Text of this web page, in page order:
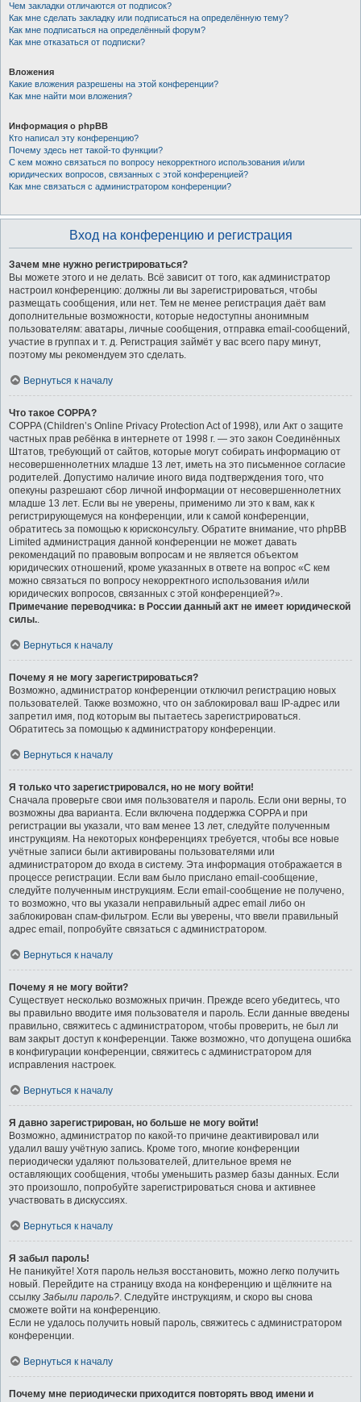
Чем закладки отличаются от подписок?
Как мне сделать закладку или подписаться на определённую тему?
Как мне подписаться на определённый форум?
Как мне отказаться от подписки?
Вложения
Какие вложения разрешены на этой конференции?
Как мне найти мои вложения?
Информация о phpBB
Кто написал эту конференцию?
Почему здесь нет такой-то функции?
С кем можно связаться по вопросу некорректного использования и/или
юридических вопросов, связанных с этой конференцией?
Как мне связаться с администратором конференции?
Вход на конференцию и регистрация
Зачем мне нужно регистрироваться?
Вы можете этого и не делать. Всё зависит от того, как администратор
настроил конференцию: должны ли вы зарегистрироваться, чтобы
размещать сообщения, или нет. Тем не менее регистрация даёт вам
дополнительные возможности, которые недоступны анонимным
пользователям: аватары, личные сообщения, отправка email-сообщений,
участие в группах и т. д. Регистрация займёт у вас всего пару минут,
поэтому мы рекомендуем это сделать.
Вернуться к началу
Что такое COPPA?
COPPA (Children’s Online Privacy Protection Act of 1998), или Акт о защите
частных прав ребёнка в интернете от 1998 г. — это закон Соединённых
Штатов, требующий от сайтов, которые могут собирать информацию от
несовершеннолетних младше 13 лет, иметь на это письменное согласие
родителей. Допустимо наличие иного вида подтверждения того, что
опекуны разрешают сбор личной информации от несовершеннолетних
младше 13 лет. Если вы не уверены, применимо ли это к вам, как к
регистрирующемуся на конференции, или к самой конференции,
обратитесь за помощью к юрисконсульту. Обратите внимание, что phpBB
Limited администрация данной конференции не может давать
рекомендаций по правовым вопросам и не является объектом
юридических отношений, кроме указанных в ответе на вопрос «С кем
можно связаться по вопросу некорректного использования и/или
юридических вопросов, связанных с этой конференцией?».
Примечание переводчика: в России данный акт не имеет юридической
силы..
Вернуться к началу
Почему я не могу зарегистрироваться?
Возможно, администратор конференции отключил регистрацию новых
пользователей. Также возможно, что он заблокировал ваш IP-адрес или
запретил имя, под которым вы пытаетесь зарегистрироваться.
Обратитесь за помощью к администратору конференции.
Вернуться к началу
Я только что зарегистрировался, но не могу войти!
Сначала проверьте свои имя пользователя и пароль. Если они верны, то
возможны два варианта. Если включена поддержка COPPA и при
регистрации вы указали, что вам менее 13 лет, следуйте полученным
инструкциям. На некоторых конференциях требуется, чтобы все новые
учётные записи были активированы пользователями или
администратором до входа в систему. Эта информация отображается в
процессе регистрации. Если вам было прислано email-сообщение,
следуйте полученным инструкциям. Если email-сообщение не получено,
то возможно, что вы указали неправильный адрес email либо он
заблокирован спам-фильтром. Если вы уверены, что ввели правильный
адрес email, попробуйте связаться с администратором.
Вернуться к началу
Почему я не могу войти?
Существует несколько возможных причин. Прежде всего убедитесь, что
вы правильно вводите имя пользователя и пароль. Если данные введены
правильно, свяжитесь с администратором, чтобы проверить, не был ли
вам закрыт доступ к конференции. Также возможно, что допущена ошибка
в конфигурации конференции, свяжитесь с администратором для
исправления настроек.
Вернуться к началу
Я давно зарегистрирован, но больше не могу войти!
Возможно, администратор по какой-то причине деактивировал или
удалил вашу учётную запись. Кроме того, многие конференции
периодически удаляют пользователей, длительное время не
оставляющих сообщения, чтобы уменьшить размер базы данных. Если
это произошло, попробуйте зарегистрироваться снова и активнее
участвовать в дискуссиях.
Вернуться к началу
Я забыл пароль!
Не паникуйте! Хотя пароль нельзя восстановить, можно легко получить
новый. Перейдите на страницу входа на конференцию и щёлкните на
ссылку Забыли пароль?. Следуйте инструкциям, и скоро вы снова
сможете войти на конференцию.
Если не удалось получить новый пароль, свяжитесь с администратором
конференции.
Вернуться к началу
Почему мне периодически приходится повторять ввод имени и